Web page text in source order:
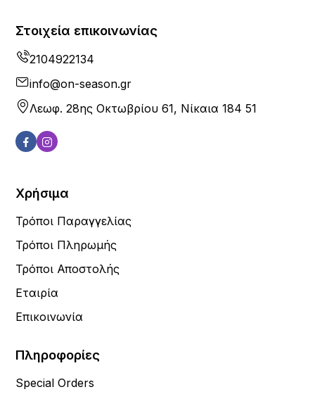
Στοιχεία επικοινωνίας
2104922134
info@on-season.gr
Λεωφ. 28ης Οκτωβρίου 61, Νίκαια 184 51
Χρήσιμα
Τρόποι Παραγγελίας
Τρόποι Πληρωμής
Τρόποι Αποστολής
Εταιρία
Επικοινωνία
Πληροφορίες
Special Orders